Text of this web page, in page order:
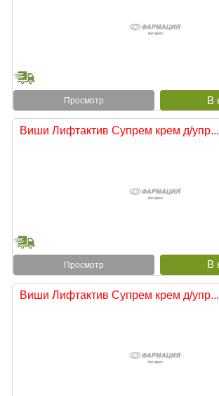
Просмотр
Виши Лифтактив Супрем крем д/упр...
Просмотр
Виши Лифтактив Супрем крем д/упр...